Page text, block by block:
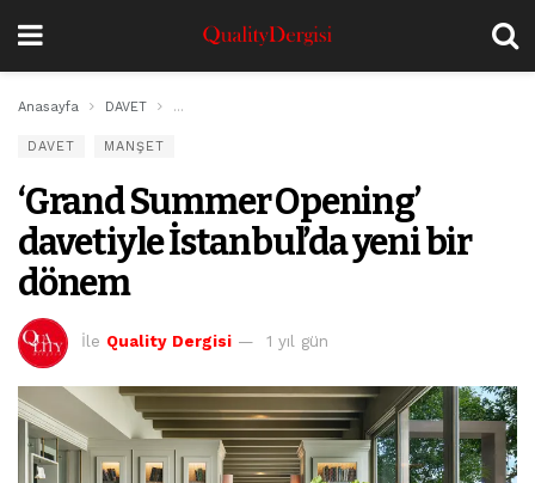
Anasayfa DAVET ‘Grand Summer Opening’ davetiyle İstanbul’da yeni
DAVET MANŞET
‘Grand Summer Opening’
davetiyle İstanbul’da yeni bir
dönem
İle Quality Dergisi 1 yıl gün